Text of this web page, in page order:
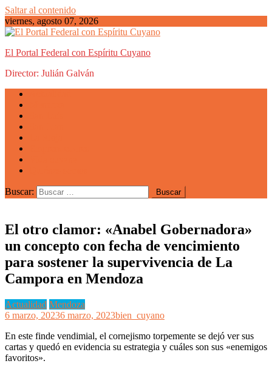
Saltar al contenido
viernes, agosto 07, 2026
El Portal Federal con Espíritu Cuyano
Director: Julián Galván
Buscar:
El otro clamor: «Anabel Gobernadora»
un concepto con fecha de vencimiento
para sostener la supervivencia de La
Campora en Mendoza
Actualidad Mendoza
6 marzo, 20236 marzo, 2023bien_cuyano
En este finde vendimial, el cornejismo torpemente se dejó ver sus
cartas y quedó en evidencia su estrategia y cuáles son sus «enemigos
favoritos».